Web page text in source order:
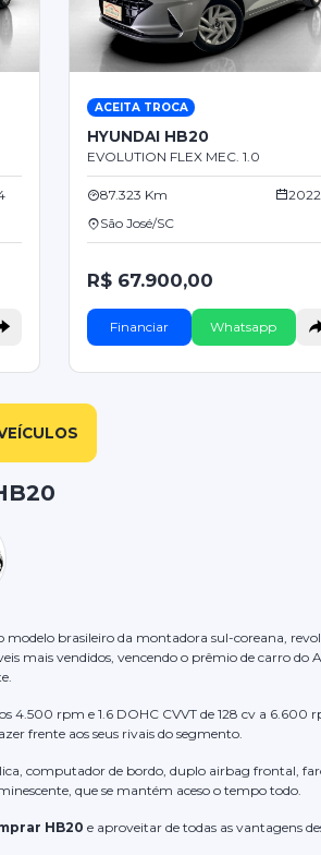
ACEITA TROCA
HYUNDAI HB20
EVOLUTION FLEX MEC. 1.0
87.323 Km
2022
São José/SC
R$ 67.900,00
Financiar Whatsapp
modelo brasileiro da montadora sul-coreana,
mais vendidos, vencendo o prêmio de carro do
4.500 rpm e 1.6 DOHC CVVT de 128 cv a 6.600
frente aos seus rivais do segmento.
computador de bordo, duplo airbag frontal,
que se mantém aceso o tempo todo.
HB20 e aproveitar de todas as vantagens